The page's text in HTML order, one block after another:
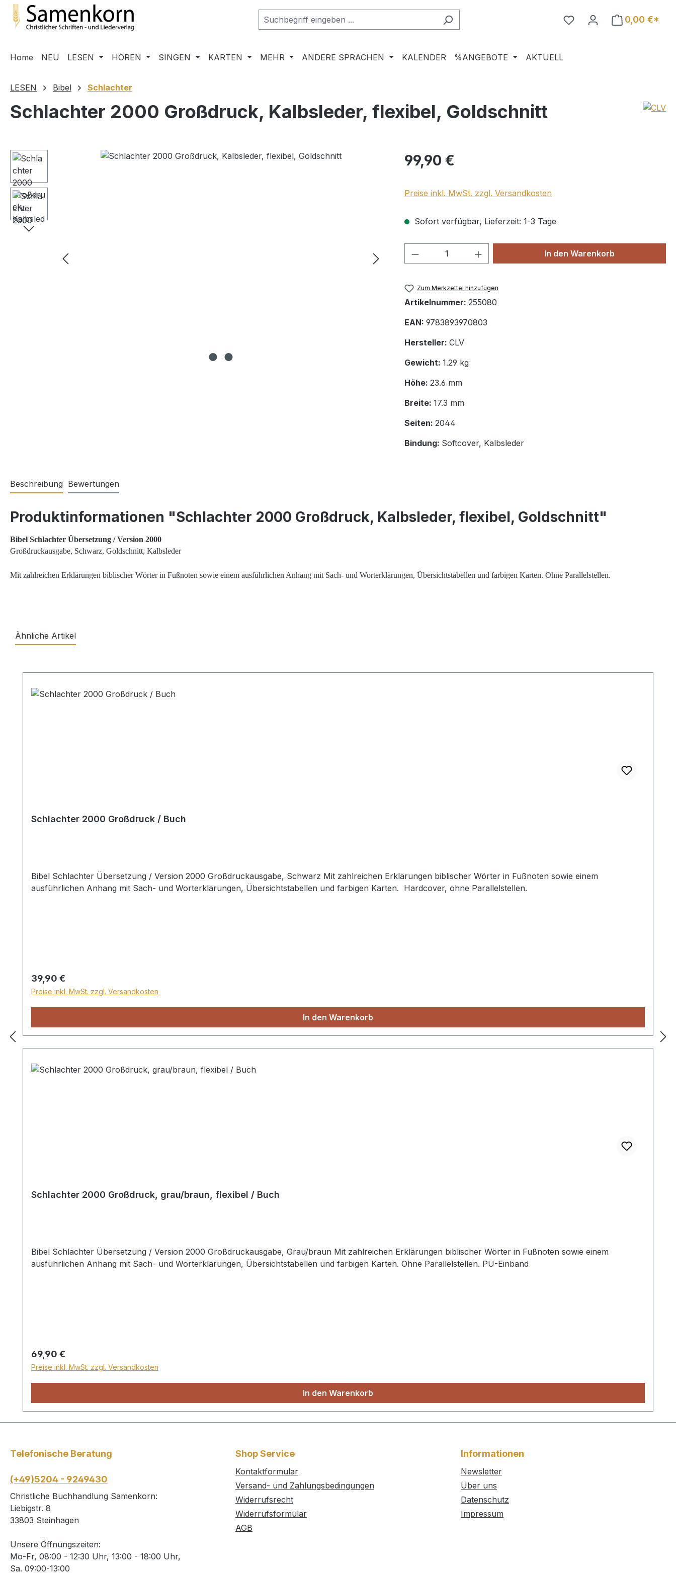
Hauptinhalt springen
Zur Suche springen
Zur Hauptnavigation springen
0,00 €*
Home NEU LESEN HÖREN SINGEN KARTEN MEHR ANDERE SPRACHEN KALENDER %ANGEBOTE AKTUELL
LESEN Bibel Schlachter
Schlachter 2000 Großdruck, Kalbsleder, flexibel, Goldschnitt
Bildergalerie überspringen Regulärer Preis:
99,90 €
Preise inkl. MwSt. zzgl. Versandkosten
Sofort verfügbar, Lieferzeit: 1-3 Tage
Produkt Anzahl: Gib den gewünschten Wert
In den Warenkorb
Zum Merkzettel hinzufügen
Artikelnummer: 255080
EAN: 9783893970803
Hersteller: CLV
Gewicht: 1.29 kg
Höhe: 23.6 mm
Breite: 17.3 mm
Seiten: 2044
Bindung: Softcover, Kalbsleder
Beschreibung Bewertungen
Produktinformationen "Schlachter 2000 Großdruck, Kalbsleder, flexibel, Goldschnitt"
Bibel Schlachter Übersetzung / Version 2000
Großdruckausgabe, Schwarz, Goldschnitt, Kalbsleder
Mit zahlreichen Erklärungen biblischer Wörter in Fußnoten sowie einem ausführlichen Anhang mit Sach- und Worterklärungen, Übersichtstabellen und farbigen Karten. Ohne Parallelstellen.
Ähnliche Artikel
Schlachter 2000 Großdruck / Buch
Bibel Schlachter Übersetzung / Version 2000 Großdruckausgabe, Schwarz Mit zahlreichen Erklärungen biblischer Wörter in Fußnoten sowie einem
ausführlichen Anhang mit Sach- und Worterklärungen, Übersichtstabellen und farbigen Karten. Hardcover, ohne Parallelstellen.
Regulärer Preis:
39,90 €
Preise inkl. MwSt. zzgl. Versandkosten
In den Warenkorb
Schlachter 2000 Großdruck, grau/braun, flexibel / Buch
Bibel Schlachter Übersetzung / Version 2000 Großdruckausgabe, Grau/braun Mit zahlreichen Erklärungen biblischer Wörter in Fußnoten sowie einem
ausführlichen Anhang mit Sach- und Worterklärungen, Übersichtstabellen und farbigen Karten. Ohne Parallelstellen. PU-Einband
Regulärer Preis:
69,90 €
Preise inkl. MwSt. zzgl. Versandkosten
In den Warenkorb
Telefonische Beratung
(+49)5204 - 9249430
Christliche Buchhandlung Samenkorn:
Liebigstr. 8
33803 Steinhagen
Unsere Öffnungszeiten:
Mo-Fr, 08:00 - 12:30 Uhr, 13:00 - 18:00 Uhr,
Sa. 09:00-13:00
Shop Service
Kontaktformular
Versand- und Zahlungsbedingungen
Widerrufsrecht
Widerrufsformular
AGB
Informationen
Newsletter
Über uns
Datenschutz
Impressum